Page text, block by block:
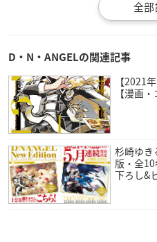
【価格】
【発売日】
2021年1月22日(金)
伝説の怪盗再び!名作「D・N・
L」が豪華になって帰ってきた!
カバー描き下ろし、カラー再現
華仕様＆ピンナップ付き。全10
D・N・ANGELの関連記事
【2021
【漫画
杉崎ゆき
版・全
下ろし&